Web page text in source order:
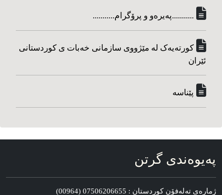
...........په‌یره‌و و پرۆگرام...........
کورته‌یه‌ک له مێژووی سازمانی خه‌بات ی کوردستانی
ئێران
پێناسه‌
په‌یوه‌ندی گرتن
ژماره‌ی ته‌له‌فۆن کوردستان : 07506206655 (00964)